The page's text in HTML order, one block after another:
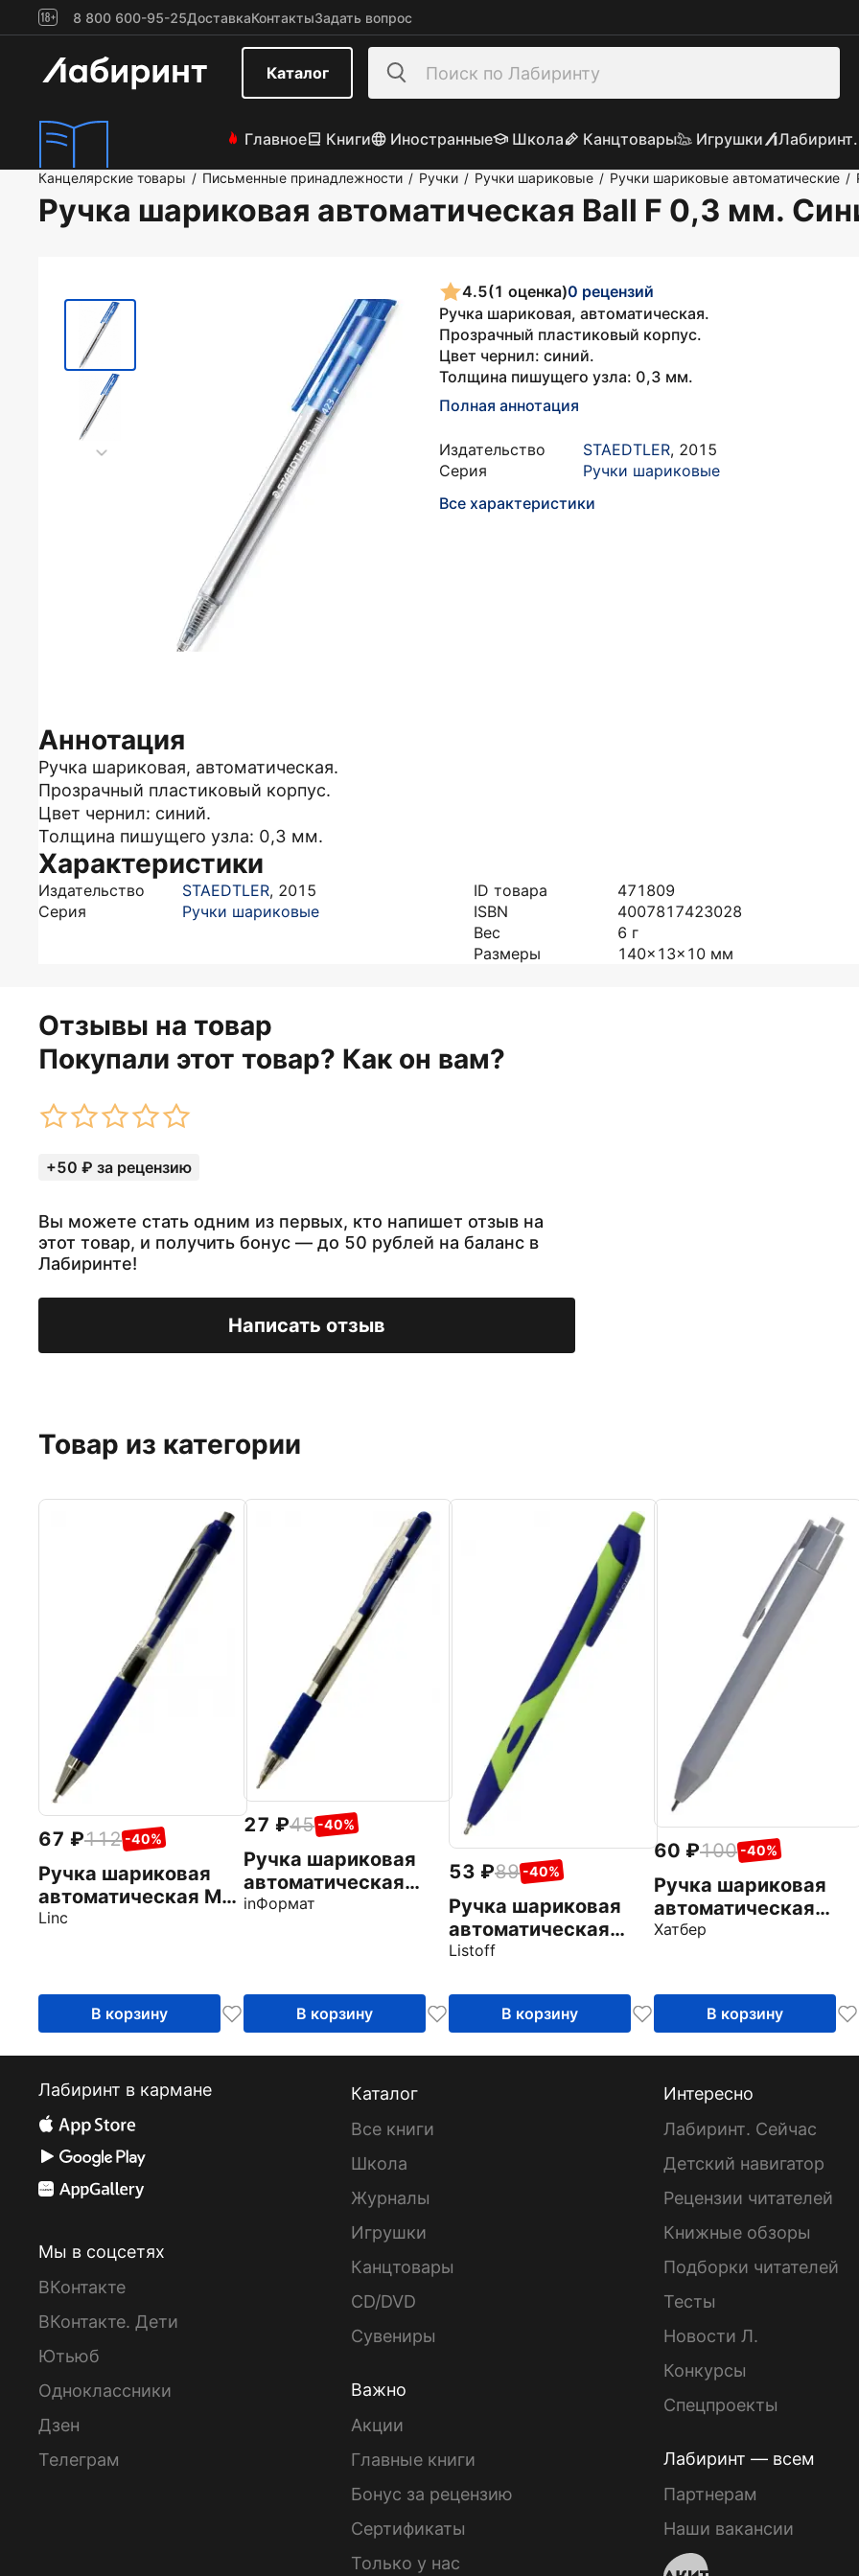
8 800 600-95-25ДоставкаКонтактыЗадать вопрос
Каталог
Главное Книги Иностранные Школа Канцтовары Игрушки
Канцелярские товары / Письменные принадлежности / Ручки / Ручки шариковые / Ручки шариковые автоматические /
Ручка шариковая автоматическая Ball F 0,3 мм.
4.5(1 оценка)0 рецензий
Ручка шариковая, автоматическая.
Прозрачный пластиковый корпус.
Цвет чернил: синий.
Толщина пишущего узла: 0,3 мм.
Полная аннотация
Издательство STAEDTLER, 2015
Серия
Ручки шариковые
Все характеристики
Аннотация
Ручка шариковая, автоматическая.
Прозрачный пластиковый корпус.
Цвет чернил: синий.
Толщина пишущего узла: 0,3 мм.
Характеристики
Издательство STAEDTLER, 2015
Серия
Ручки шариковые
ID товара
471809
ISBN
4007817423028
Вес
6 г
Размеры
140x13x10 мм
Отзывы на товар
Покупали этот товар? Как он вам?
+50 ₽ за рецензию
Вы можете стать одним из первых, кто напишет отзыв на
этот товар, и получить бонус — до 50 рублей на баланс в
Лабиринте!
Написать отзыв
Товар из категории
67 112 -40%
Ручка шариковая
автоматическая Mr.
Click, синяя, 0,7 мм
Linc
В корзину
27 45 -40%
Ручка шариковая
автоматическая
Бизнес, синяя, 0,7
inФормат
В корзину
53 89 -40%
Ручка шариковая
автоматическая
Signature, синяя
Listoff
В корзину
60 100 -40%
Ручка шариковая
автоматическая
Pocket, 0.7, синяя, в
Хатбер
В корзину
Лабиринт в кармане
Мы в соцсетях
ВКонтакте
ВКонтакте. Дети
Ютьюб
Одноклассники
Дзен
Телеграм
Каталог
Все книги
Школа
Журналы
Игрушки
Канцтовары
CD/DVD
Сувениры
Важно
Акции
Главные книги
Бонус за рецензию
Сертификаты
Только у нас
Интересно
Лабиринт. Сейчас
Детский навигатор
Рецензии читателей
Книжные обзоры
Подборки читателей
Тесты
Новости Л.
Конкурсы
Спецпроекты
Лабиринт — всем
Партнерам
Наши вакансии